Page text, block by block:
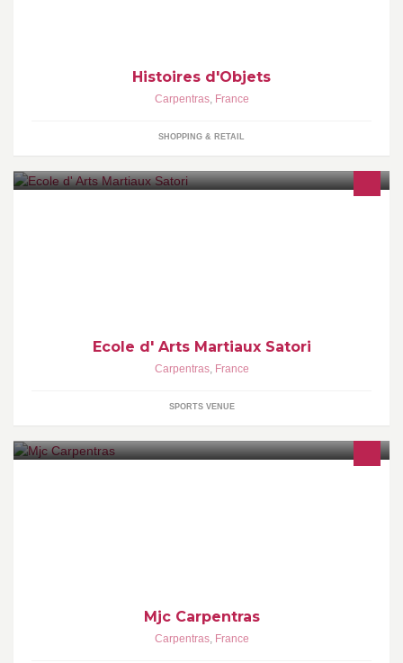
Histoires d'Objets
Carpentras, France
SHOPPING & RETAIL
Ecole d' Arts Martiaux Satori
Carpentras, France
SPORTS VENUE
Mjc Carpentras
Carpentras, France